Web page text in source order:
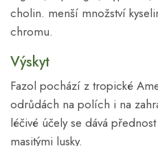
cholin. menší množství
chromu.
Výskyt
Fazol pochází z tropické
odrůdách na polích i na
léčivé účely se dává
masitými lusky.